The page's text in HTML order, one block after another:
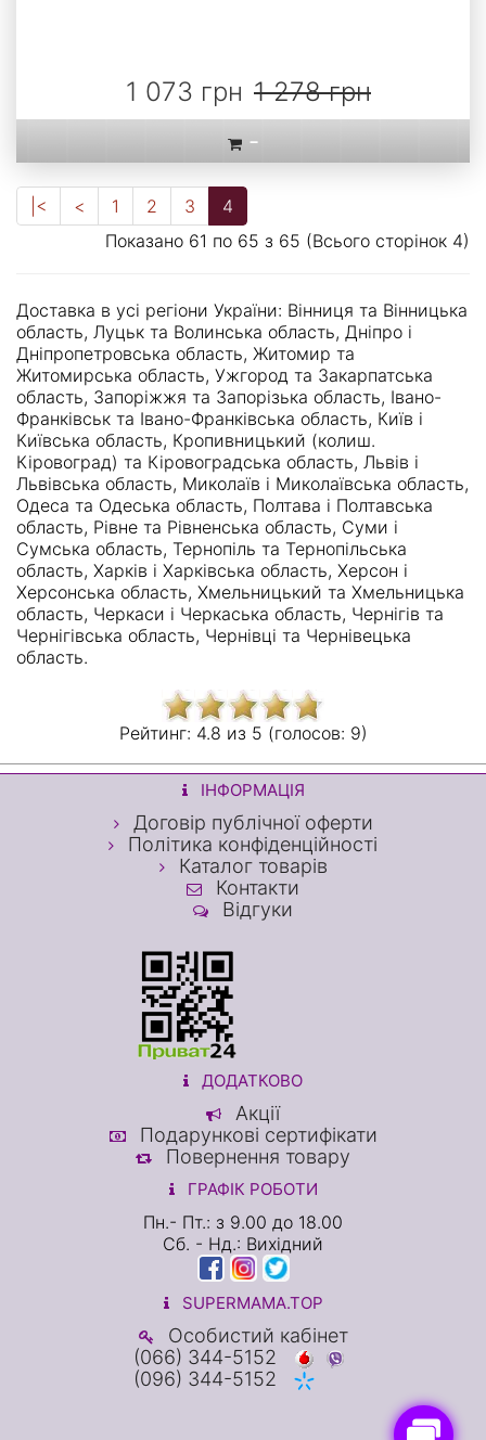
1 073 грн 1 278 грн
-
|< < 1 2 3
4
Показано 61 по 65 з 65 (Всього сторінок 4)
Доставка в усі регіони України: Вінниця та Вінницька
область, Луцьк та Волинська область, Дніпро і
Дніпропетровська область, Житомир та
Житомирська область, Ужгород та Закарпатська
область, Запоріжжя та Запорізька область, Івано-
Франківськ та Івано-Франківська область, Київ і
Київська область, Кропивницький (колиш.
Кіровоград) та Кіровоградська область, Львів і
Львівська область, Миколаїв і Миколаївська область,
Одеса та Одеська область, Полтава і Полтавська
область, Рівне та Рівненська область, Суми і
Сумська область, Тернопіль та Тернопільська
область, Харків і Харківська область, Херсон і
Херсонська область, Хмельницький та Хмельницька
область, Черкаси і Черкаська область, Чернігів та
Чернігівська область, Чернівці та Чернівецька
область.
Рейтинг: 4.8 из 5 (голосов: 9)
ІНФОРМАЦІЯ
Договір публічної оферти
Політика конфіденційності
Каталог товарів
Контакти
Відгуки
ДОДАТКОВО
Акції
Подарункові сертифікати
Повернення товару
ГРАФІК РОБОТИ
Пн.- Пт.: з 9.00 до 18.00
Сб. - Нд.: Вихідний
SUPERMAMA.TOP
Особистий кабінет
(066) 344-5152
(096) 344-5152